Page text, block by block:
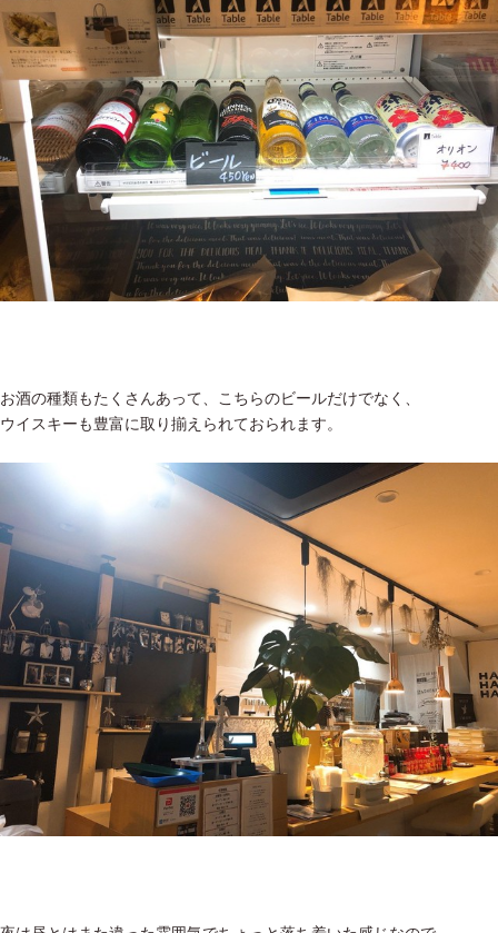
お酒の種類もたくさんあって、こちらのビールだけでなく、
ウイスキーも豊富に取り揃えられておられます。